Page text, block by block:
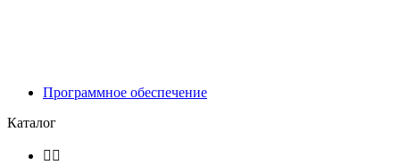
Программное обеспечение
Каталог
 